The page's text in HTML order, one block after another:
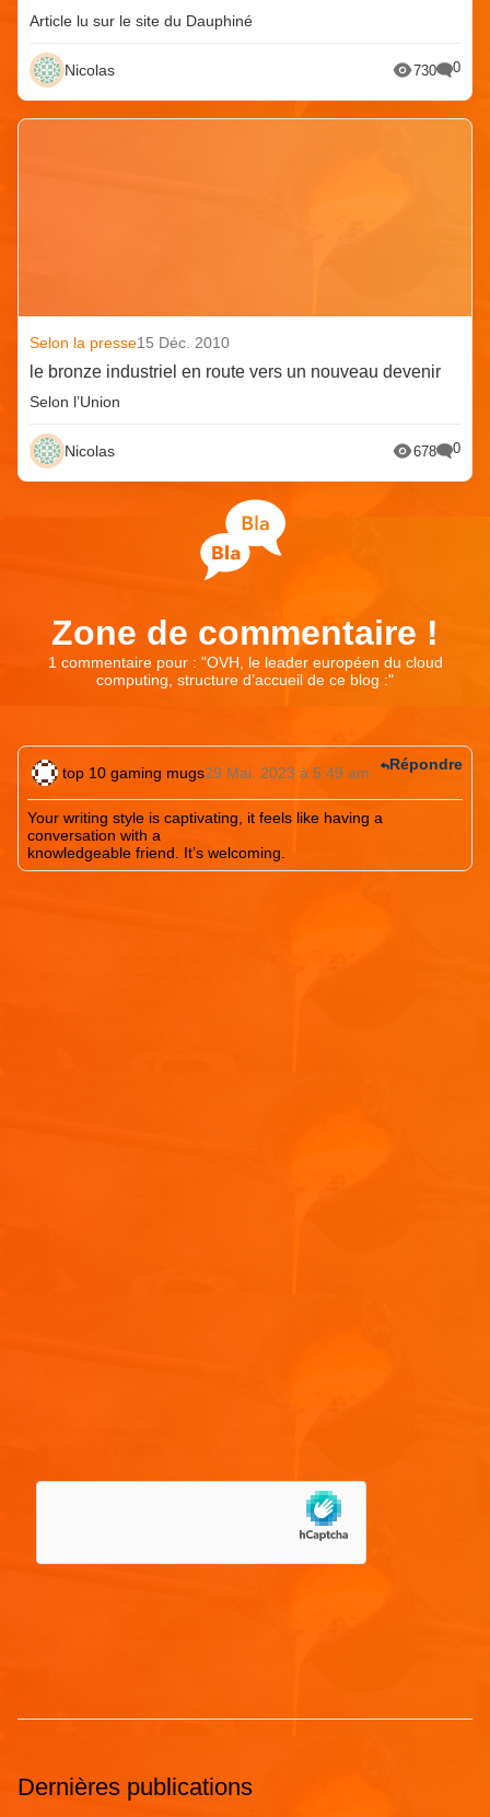
Article lu sur le site du Dauphiné
Nicolas 730 0
Selon la presse15 Déc. 2010
le bronze industriel en route vers un nouveau devenir
Selon l’Union
Nicolas 678 0
Zone de commentaire !
1 commentaire pour : "OVH, le leader européen du cloud
computing, structure d’accueil de ce blog :"
top 10 gaming mugs29 Mai. 2023 à 5:49 am
Your writing style is captivating, it feels like having a
conversation with a
knowledgeable friend. It’s welcoming.
Répondre
Dernières publications